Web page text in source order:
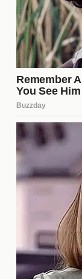
más
una
interna
esta
El
Sevilla
Con su
Vlachodimos
siempre que
financiera.
presencia no
que también
rendimiento.
de un equipo
escenario